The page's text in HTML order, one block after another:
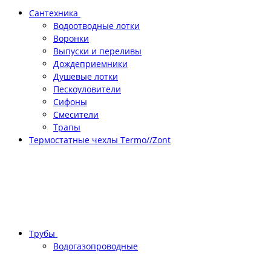
Сантехника
Водоотводные лотки
Воронки
Выпуски и переливы
Дождеприемники
Душевые лотки
Пескоуловители
Сифоны
Смесители
Трапы
Термостатные чехлы Termo//Zont
Трубы
Водогазопроводные